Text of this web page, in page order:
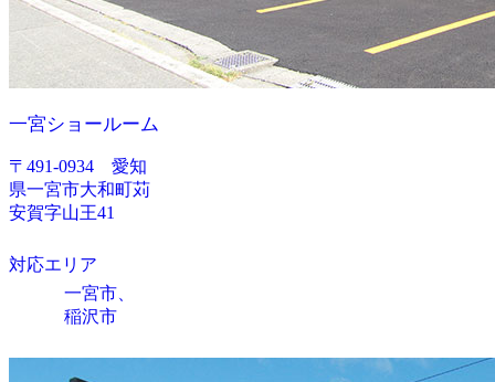
一宮ショールーム
〒491-0934 愛知
県一宮市大和町苅
安賀字山王41
対応エリア
一宮市、
稲沢市